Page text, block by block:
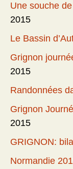
Une souche
2015
Le Bassin
Grignon
2015
Randonnées
Grignon
2015
GRIGNON:
Normandie